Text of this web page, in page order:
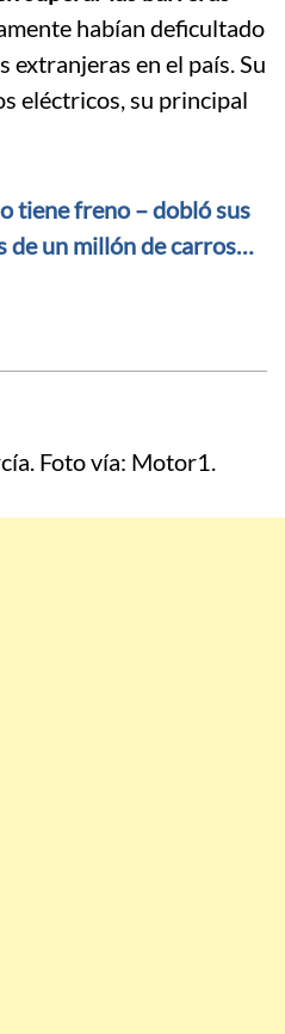
habían deficultado
extranjeras en el país. Su
eléctricos, su principal
tiene freno – dobló sus
de un millón de carros…
Foto vía: Motor1.